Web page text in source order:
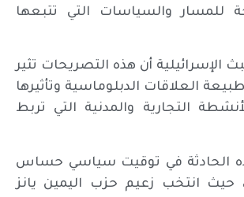
للمسار والسياسات التي تتبعها
الإسرائيلية أن هذه التصريحات تثير
العلاقات الدبلوماسية وتأثيرها
التجارية والمدنية التي تربط
الحادثة في توقيت سياسي حساس
حيث انتخب زعيم حزب اليمين يانز